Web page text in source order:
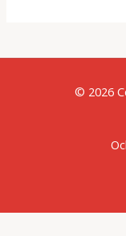
© 2026